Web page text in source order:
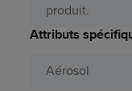
produit.
Attributs
Aérosol